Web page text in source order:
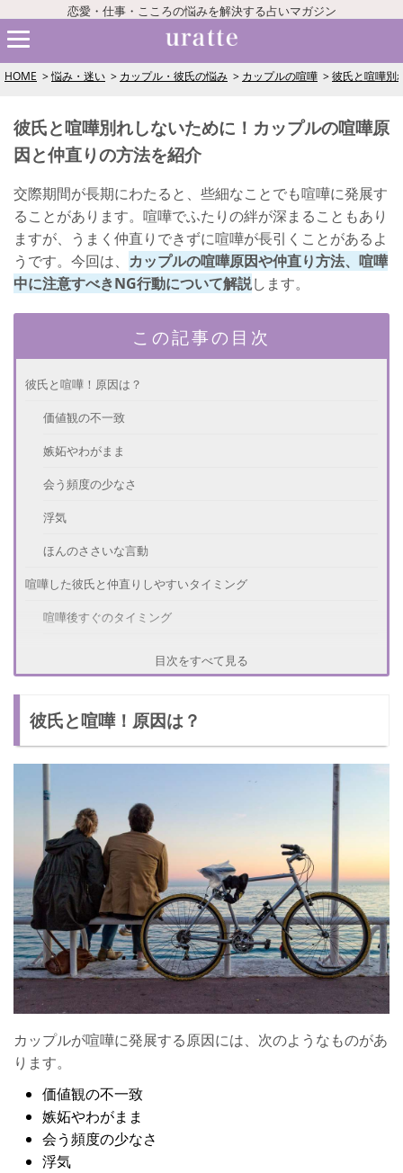
恋愛・仕事・こころの悩みを解決する占いマガジン
HOME 悩み・迷い カップル・彼氏の悩み カップルの喧嘩 彼氏と喧嘩別
彼氏と喧嘩別れしないために！カップルの喧嘩原
因と仲直りの方法を紹介
交際期間が長期にわたると、些細なことでも喧嘩に発展す
ることがあります。喧嘩でふたりの絆が深まることもあり
ますが、うまく仲直りできずに喧嘩が長引くことがあるよ
うです。今回は、 カップルの喧嘩原因や仲直り方法、喧嘩
中に注意すべきNG行動について解説します。
この記事の目次
彼氏と喧嘩！原因は？
価値観の不一致
嫉妬やわがまま
会う頻度の少なさ
浮気
ほんのささいな言動
喧嘩した彼氏と仲直りしやすいタイミング
喧嘩後すぐのタイミング
素直に謝る
喧嘩の原因について話し合う
少し距離を置く
彼氏と喧嘩しているときのNG行動
すぐに別れを切り出す
過去の話を繰り返す
彼を無視する
感情的になる
彼氏を一方的に責める
彼氏と喧嘩しないための3つのポイント
2. 感謝の気持ちや愛情表現は言葉で伝える
3. ひとりの時間を楽しむ余裕をもつ
目次をすべて見る
彼氏と喧嘩！原因は？
カップルが喧嘩に発展する原因には、次のようなものがあ
ります。
価値観の不一致
嫉妬やわがまま
会う頻度の少なさ
浮気